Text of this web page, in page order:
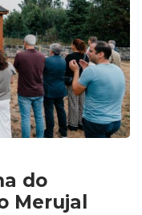
do
Merujal